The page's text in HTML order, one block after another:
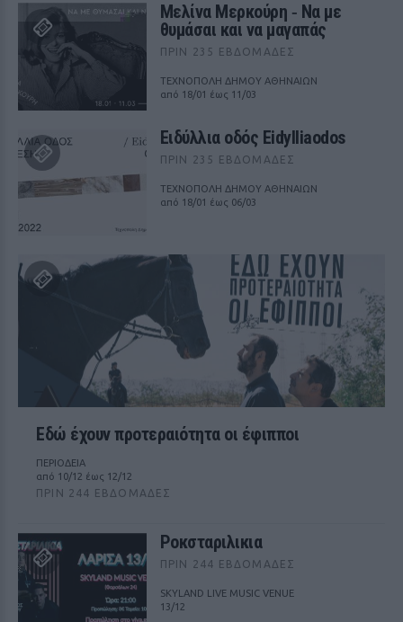
Μελίνα Μερκούρη ‑ Να με
θυμάσαι και να μαγαπάς
ΠΡΙΝ 235 ΕΒΔΟΜΆΔΕΣ
ΤΕΧΝΟΠΟΛΗ ΔΗΜΟΥ ΑΘΗΝΑΙΩΝ
από 18/01 έως 11/03
Ειδύλλια οδός Eidylliaodos
ΠΡΙΝ 235 ΕΒΔΟΜΆΔΕΣ
ΤΕΧΝΟΠΟΛΗ ΔΗΜΟΥ ΑΘΗΝΑΙΩΝ
από 18/01 έως 06/03
Εδώ έχουν προτεραιότητα οι έφιπποι
ΠΕΡΙΟΔΕΙΑ
από 10/12 έως 12/12
ΠΡΙΝ 244 ΕΒΔΟΜΆΔΕΣ
Ροκσταριλικια
ΠΡΙΝ 244 ΕΒΔΟΜΆΔΕΣ
SKYLAND LIVE MUSIC VENUE
13/12